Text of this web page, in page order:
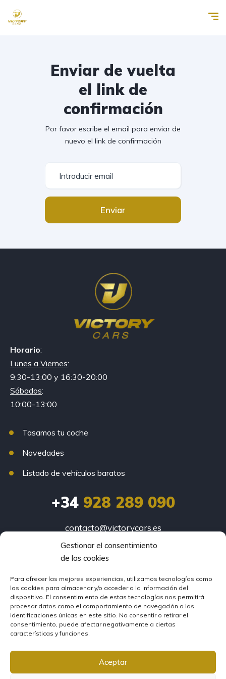
Gestionar el consentimiento
de las cookies
Para ofrecer las mejores experiencias, utilizamos tecnologías como
las cookies para almacenar y/o acceder a la información del
dispositivo. El consentimiento de estas tecnologías nos permitirá
procesar datos como el comportamiento de navegación o las
identificaciones únicas en este sitio. No consentir o retirar el
consentimiento, puede afectar negativamente a ciertas
características y funciones.
Aceptar
Enviar de vuelta
el link de
confirmación
Por favor escribe el email para enviar de
nuevo el link de confirmación
Enviar
Horario:
Lunes a Viernes:
9:30-13:00 y 16:30-20:00
Sábados:
10:00-13:00
Tasamos tu coche
Novedades
Listado de vehículos baratos
+34928 289 090
contacto@victorycars.es
Vecindario:
Carrizal:
Av. Carlos V 107, Ingenio
© Victory Cars
Condiciones oferta tres meses*·Aviso Legal·Política de
Política de Cookies